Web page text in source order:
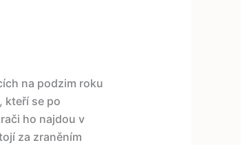
na podzim roku
kteří se po
ho najdou v
za zraněním